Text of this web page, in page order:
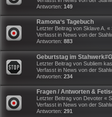
Antworten: 149
Ramona‘s Tagebuch
Letzter Beitrag von Sklave A. «
Verfasst in News von der
Antworten: 883
Geburtstag im
Letzter Beitrag von Subliem
Verfasst in News von der
Antworten: 234
Fragen / Antworten &
Letzter Beitrag von Devoter «
Verfasst in News von der
Antworten: 291